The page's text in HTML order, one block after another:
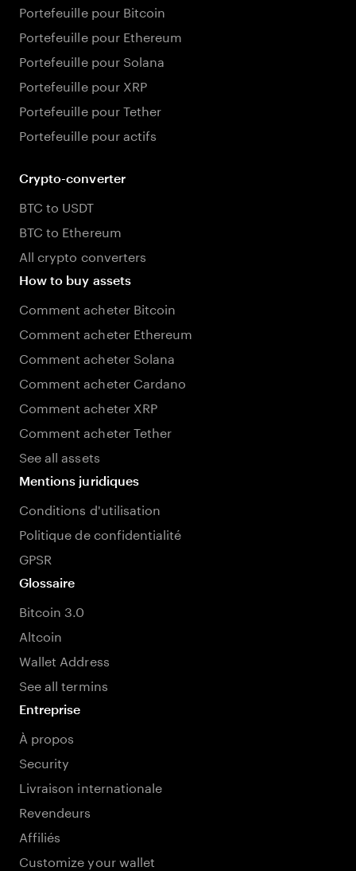
Portefeuille pour Bitcoin
Portefeuille pour Ethereum
Portefeuille pour Solana
Portefeuille pour XRP
Portefeuille pour Tether
Portefeuille pour actifs
Crypto-converter
BTC to USDT
BTC to Ethereum
All crypto converters
How to buy assets
Comment acheter Bitcoin
Comment acheter Ethereum
Comment acheter Solana
Comment acheter Cardano
Comment acheter XRP
Comment acheter Tether
See all assets
Mentions juridiques
Conditions d'utilisation
Politique de confidentialité
GPSR
Glossaire
Bitcoin 3.0
Altcoin
Wallet Address
See all termins
Entreprise
À propos
Security
Livraison internationale
Revendeurs
Affiliés
Customize your wallet